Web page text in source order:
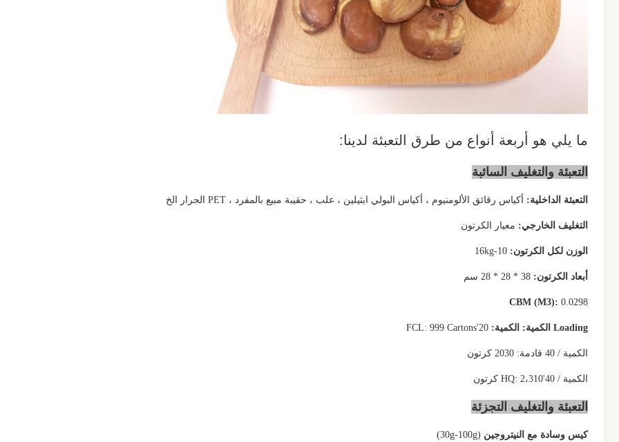
ما يلي هو أربعة أنواع من طرق التعبئة لدينا:
التعبئة والتغليف السائبة
التعبئة الداخلية: أكياس رقائق الألومنيوم ، أكياس البولي ايثيلين ، علب ، حقيبة مبيع بالمفرد ، PET الجرار الخ
التغليف الخارجي: معيار الكرتون
الوزن لكل الكرتون:
أبعاد الكرتون:
CBM (M3): 0.0298
Loading الكمية: الكمية:
الكمية / 40 قادمة: 2030 كرتون
الكمية / 40'HQ: 2،310 كرتون
التعبئة والتغليف التجزئة
كيس وسادة مع النيتروجين (30g-100g)